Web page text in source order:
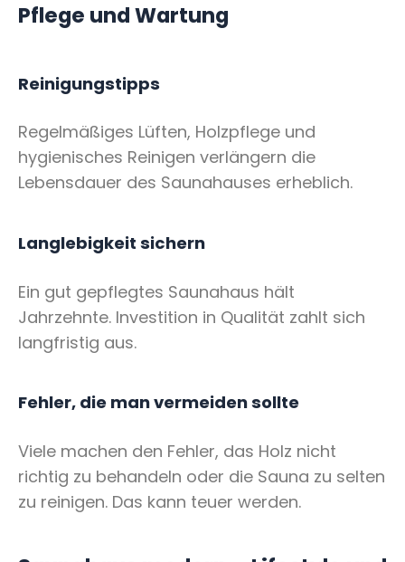
Pflege und Wartung
Reinigungstipps
Regelmäßiges Lüften, Holzpflege und
hygienisches Reinigen verlängern die
Lebensdauer des Saunahauses erheblich.
Langlebigkeit sichern
Ein gut gepflegtes Saunahaus hält
Jahrzehnte. Investition in Qualität zahlt sich
langfristig aus.
Fehler, die man vermeiden sollte
Viele machen den Fehler, das Holz nicht
richtig zu behandeln oder die Sauna zu selten
zu reinigen. Das kann teuer werden.